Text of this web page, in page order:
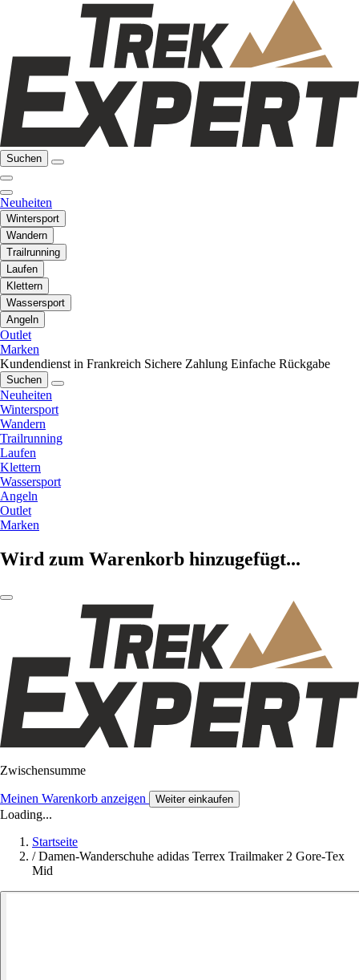
Suchen
Neuheiten
Wintersport
Wandern
Trailrunning
Laufen
Klettern
Wassersport
Angeln
Outlet
Marken
Kundendienst in Frankreich Sichere Zahlung Einfache Rückgabe
Suchen
Neuheiten
Wintersport
Wandern
Trailrunning
Laufen
Klettern
Wassersport
Angeln
Outlet
Marken
Wird zum Warenkorb hinzugefügt...
Zwischensumme
Meinen Warenkorb anzeigen Weiter einkaufen
Loading...
Startseite
/ Damen-Wanderschuhe adidas Terrex Trailmaker 2 Gore-Tex
Mid